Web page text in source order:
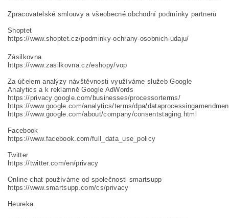
Zpracovatelské smlouvy a všeobecné obchodní podmínky partnerů
Shoptet
https://www.shoptet.cz/podminky-ochrany-osobnich-udaju/
Zásilkovna
https://www.zasilkovna.cz/eshopy/vop
Za účelem analýzy návštěvnosti využíváme služeb Google
Analytics a k reklamně Google AdWords
https://privacy.google.com/businesses/processorterms/
https://www.google.com/analytics/terms/dpa/
https://www.google.com/about/company/consentstaging.html
Facebook
https://www.facebook.com/full_data_use_policy
Twitter
https://twitter.com/en/privacy
Online chat používáme od společnosti smartsupp
https://www.smartsupp.com/cs/privacy
Heureka